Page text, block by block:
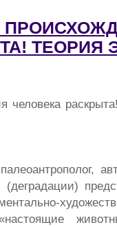
ТЕОРИЯ
человека